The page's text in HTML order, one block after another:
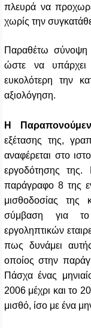
πλευρά να
χωρίς την
Παραθέτω σύνοψη
ώστε να υπάρχει
ευκολότερη την
αξιολόγηση.
Η
εξέτασης της,
αναφέρεται στο
εργοδότησης
παράγραφο 8 της
μισθοδοσίας της
σύμβαση για
εργοληπτικών
πως δυνάμει
οποίος στην
Πάσχα ένας
2006 μέχρι και το
μισθό, ίσο με ένα